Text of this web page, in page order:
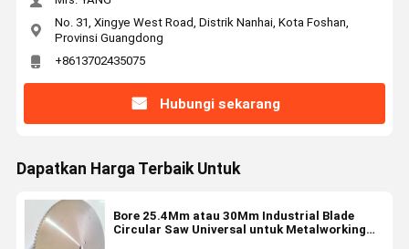
No. 31, Xingye West Road, Distrik Nanhai, Kota Foshan,
Provinsi Guangdong
+8613702435075
Hubungi sekarang
Dapatkan Harga Terbaik Untuk
Bore 25.4Mm atau 30Mm Industrial Blade
Circular Saw Universal untuk Metalworking